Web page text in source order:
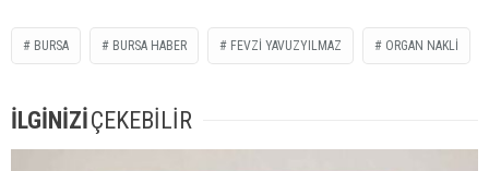
BURSA BURSA HABER FEVZI YAVUZYILMAZ ORGAN NAKLI
İLGİNİZİÇEKEBİLİR